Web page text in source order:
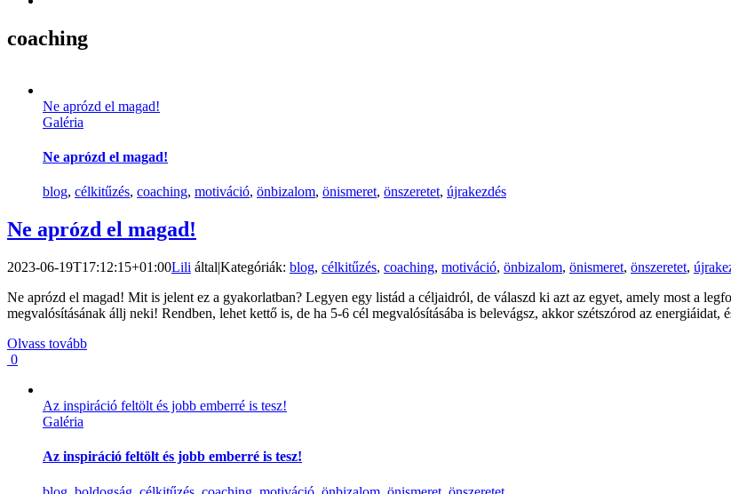
coaching
Ne aprózd el magad!
Galéria
Ne aprózd el magad!
blog, célkitűzés, coaching, motiváció, önbizalom, önismeret, önszeretet, újrakezdés
Ne aprózd el magad!
2023-06-19T17:12:15+01:00Lili által|Kategóriák: blog, célkitűzés, coaching, motiváció, önbizalom, önismeret, önszeretet,
Ne aprózd el magad! Mit is jelent ez a gyakorlatban? Legyen egy listád a céljaidról, de válaszd ki azt az egyet, amely most a
megvalósításának állj neki! Rendben, lehet kettő is, de ha 5-6 cél megvalósításába is belevágsz, akkor szétszórod az
Olvass tovább
0
Az inspiráció feltölt és jobb emberré is tesz!
Galéria
Az inspiráció feltölt és jobb emberré is tesz!